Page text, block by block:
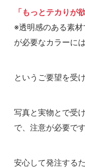
「もっとテカりが
※透明感のある素
が必要なカラーに
というご要望を受
写真と実物とで受
で、注意が必要です
安心して発注する